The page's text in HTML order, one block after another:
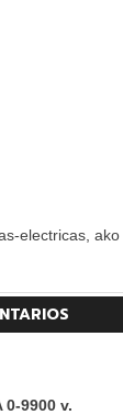
electricas ako
0-9900 v.